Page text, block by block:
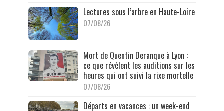
Lectures sous l’arbre en Haute-Loire
07/08/26
Mort de Quentin Deranque à Lyon :
ce que révèlent les auditions sur les
heures qui ont suivi la rixe mortelle
07/08/26
Départs en vacances : un week-end